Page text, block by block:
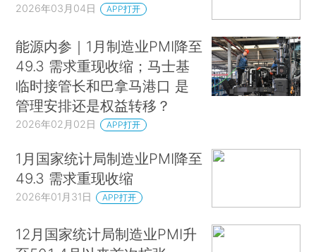
2026年03月04日 APP打开
能源内参｜1月制造业PMI降至
49.3 需求重现收缩；马士基
临时接管长和巴拿马港口 是
管理安排还是权益转移？
2026年02月02日 APP打开
1月国家统计局制造业PMI降至
49.3 需求重现收缩
2026年01月31日 APP打开
12月国家统计局制造业PMI升